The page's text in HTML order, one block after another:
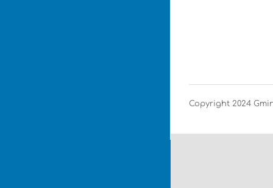
Copyright 2024